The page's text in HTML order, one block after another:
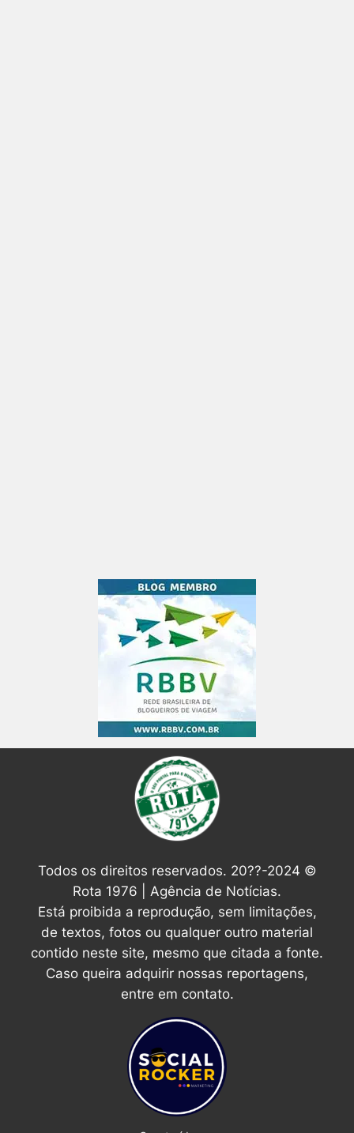
Todos os direitos reservados. 20??-2024 ©
Rota 1976 | Agência de Notícias.
Está proibida a reprodução, sem limitações,
de textos, fotos ou qualquer outro material
contido neste site, mesmo que citada a fonte.
Caso queira adquirir nossas reportagens,
entre em contato.